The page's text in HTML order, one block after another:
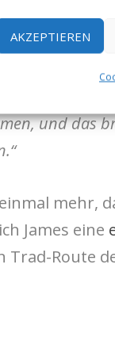
AKZEPTIEREN
Treiben des
mich selbst
überlasse,
die
und das
mehr,
James eine
Trad-Route